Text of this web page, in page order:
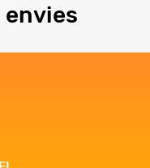
envies